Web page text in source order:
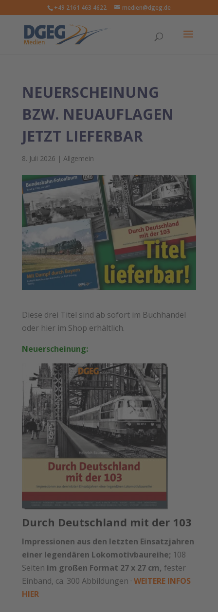
+49 2161 463 4622 medien@dgeg.de
NEUERSCHEINUNG
BZW. NEUAUFLAGEN
JETZT LIEFERBAR
8. Juli 2026 | Allgemein
Diese drei Titel sind ab sofort im Buchhandel
oder hier im Shop erhältlich.
Neuerscheinung:
Durch Deutschland mit der 103
Impressionen aus den letzten Einsatzjahren
einer legendären Lokomotivbaureihe; 108
Seiten im großen Format 27 x 27 cm, fester
Einband, ca. 300 Ab­bildungen · WEITERE INFOS
HIER